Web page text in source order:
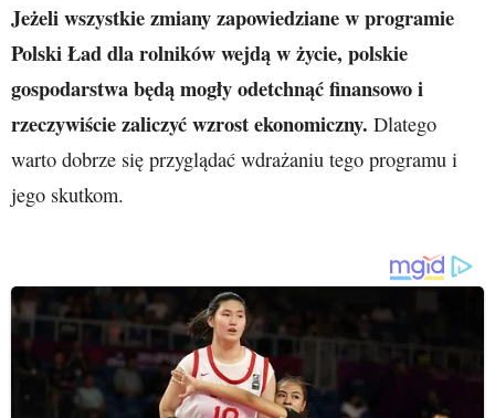
Jeżeli wszystkie zmiany zapowiedziane w programie
Polski Ład dla rolników wejdą w życie, polskie
gospodarstwa będą mogły odetchnąć finansowo i
rzeczywiście zaliczyć wzrost ekonomiczny. Dlatego
warto dobrze się przyglądać wdrażaniu tego programu i
jego skutkom.